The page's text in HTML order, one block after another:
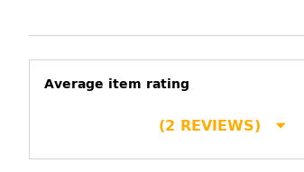
Average item rating
(2 REVIEWS)